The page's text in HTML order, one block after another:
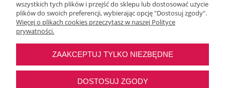
Moje konto
Najczęstsze pytania
wszystkich tych plików i przejść do sklepu lub dostosować użycie
plików do swoich preferencji, wybierając opcję "Dostosuj zgody".
Więcej o plikach cookies przeczytasz w naszej Polityce
prywatności.
ZAAKCEPTUJ TYLKO NIEZBĘDNE
DOSTOSUJ ZGODY